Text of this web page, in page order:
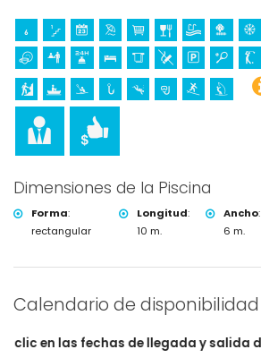
Dimensiones de la Piscina
Forma:
rectangular
Longitud:
10 m.
Ancho:
6 m.
Calendario de disponibilidad
de llegada y salida deseadas!